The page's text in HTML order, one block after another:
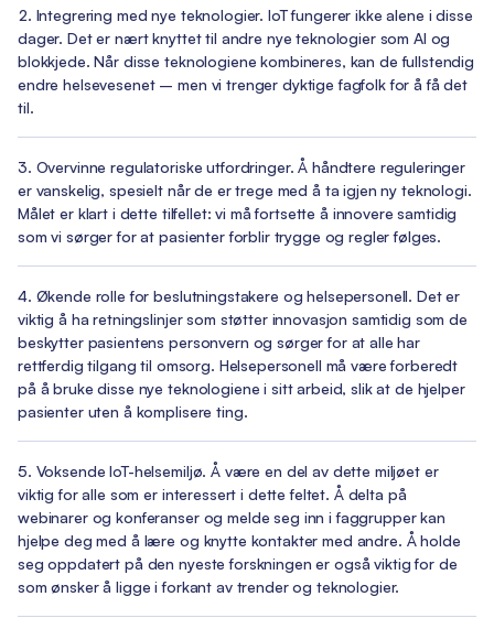
Integrering med nye teknologier. IoT fungerer ikke alene i disse
dager. Det er nært knyttet til andre nye teknologier som AI og
blokkjede. Når disse teknologiene kombineres, kan de fullstendig
endre helsevesenet – men vi trenger dyktige fagfolk for å få det
til.
Overvinne regulatoriske utfordringer. Å håndtere reguleringer
er vanskelig, spesielt når de er trege med å ta igjen ny teknologi.
Målet er klart i dette tilfellet: vi må fortsette å innovere samtidig
som vi sørger for at pasienter forblir trygge og regler følges.
Økende rolle for beslutningstakere og helsepersonell. Det er
viktig å ha retningslinjer som støtter innovasjon samtidig som de
beskytter pasientens personvern og sørger for at alle har
rettferdig tilgang til omsorg. Helsepersonell må være forberedt
på å bruke disse nye teknologiene i sitt arbeid, slik at de hjelper
pasienter uten å komplisere ting.
Voksende IoT-helsemiljø. Å være en del av dette miljøet er
viktig for alle som er interessert i dette feltet. Å delta på
webinarer og konferanser og melde seg inn i faggrupper kan
hjelpe deg med å lære og knytte kontakter med andre. Å holde
seg oppdatert på den nyeste forskningen er også viktig for de
som ønsker å ligge i forkant av trender og teknologier.